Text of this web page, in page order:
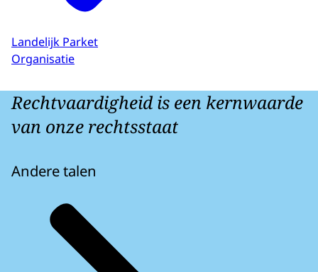
Landelijk Parket
Organisatie
Rechtvaardigheid is een kernwaarde
van onze rechtsstaat
Andere talen